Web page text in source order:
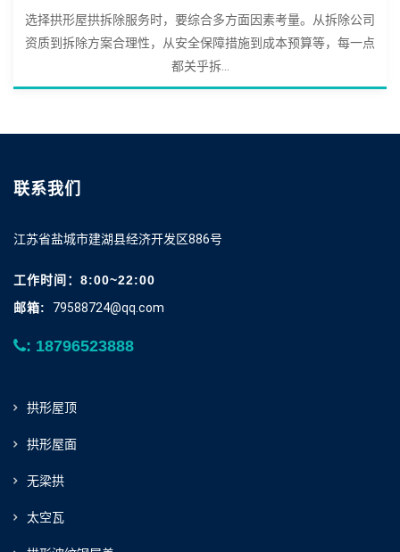
选择拱形屋拱拆除服务时，要综合多方面因素考量。从拆除公司
资质到拆除方案合理性，从安全保障措施到成本预算等，每一点
都关乎拆...
联系我们
江苏省盐城市建湖县经济开发区886号
工作时间：8:00~22:00
邮箱:
79588724@qq.com
: 18796523888
拱形屋顶
拱形屋面
无梁拱
太空瓦